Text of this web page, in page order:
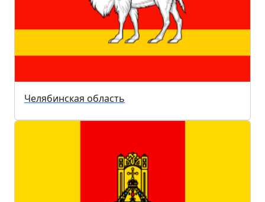
Челябинская область